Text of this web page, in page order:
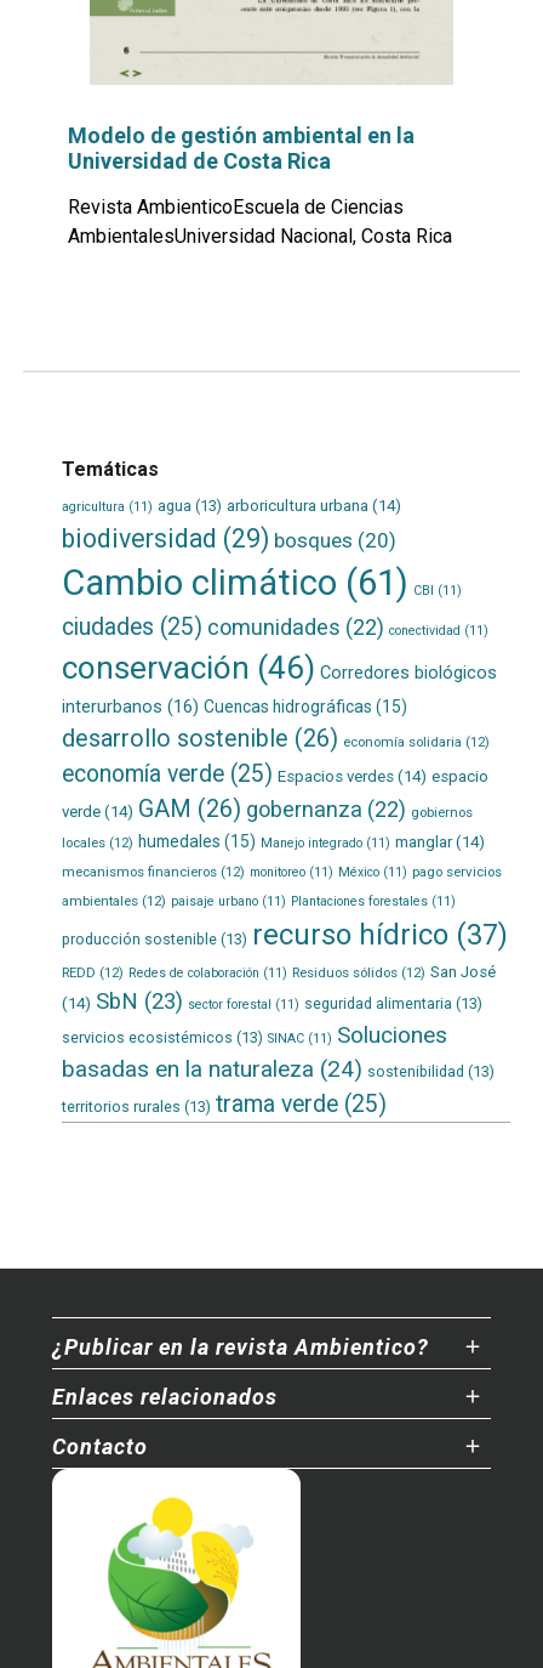
Modelo de gestión ambiental en la
Universidad de Costa Rica
Revista AmbienticoEscuela de Ciencias
AmbientalesUniversidad Nacional, Costa Rica
Temáticas
agricultura (11) agua (13) arboricultura urbana(14)
biodiversidad (29) bosques (20)
Cambio climático (61) CBI (11)
ciudades (25) comunidades (22) conectividad (11)
conservación (46) Corredores biológicos
interurbanos (16) Cuencas hidrográficas (15)
desarrollo sostenible (26) economía solidaria (12)
economía verde(25) Espacios verdes(14) espacio
verde(14) GAM (26) gobernanza (22) gobiernos
locales(12) humedales (15) Manejo integrado(11) manglar(14)
mecanismos financieros(12) monitoreo(11) México(11) pago servicios
ambientales(12) paisaje urbano(11) Plantaciones forestales(11)
producción sostenible(13) recurso hídrico(37)
REDD (12) Redes de colaboración (11) Residuos sólidos(12) San José
(14) SbN (23) sector forestal (11) seguridad alimentaria (13)
servicios ecosistémicos (13) SINAC(11) Soluciones
basadas en la naturaleza (24) sostenibilidad (13)
territorios rurales (13) trama verde(25)
¿Publicar en la revista Ambientico?
Enlaces relacionados
Contacto